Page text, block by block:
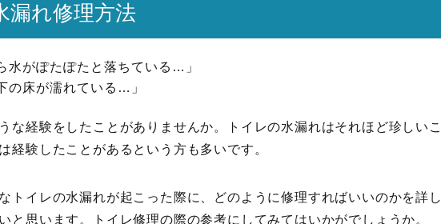
漏れ修理方法
水がぽたぽたと落ちている…」
の床が濡れている…」
な経験をしたことがありませんか。トイレの水漏れはそれほど珍しいこ
経験したことがあるという方も多いです。
トイレの水漏れが起こった際に、どのように修理すればいいのかを詳し
と思います。トイレ修理の際の参考にしてみてはいかがでしょうか。